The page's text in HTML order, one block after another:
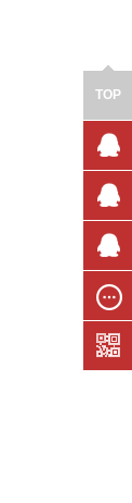
TOP
售前咨
售前咨
技术支
在线留